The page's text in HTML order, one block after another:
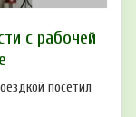
с рабочей
посетил